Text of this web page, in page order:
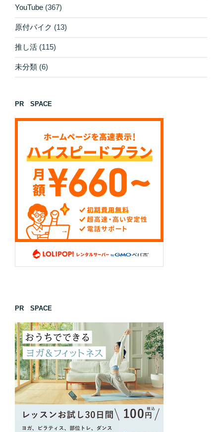
YouTube (367)
原付バイク (13)
推し活 (115)
未分類 (6)
PR SPACE
PR SPACE